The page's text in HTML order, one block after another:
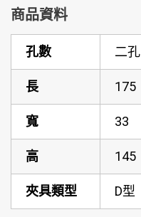
商品資料
孔數 二孔
長 175
寬 33
高 145
夾具類型 D型